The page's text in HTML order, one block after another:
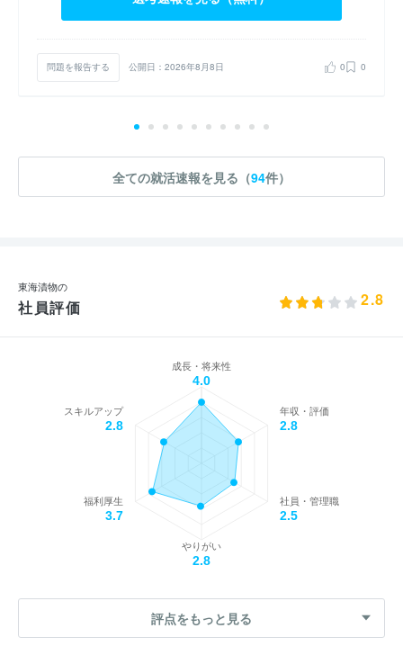
問題を報告する 公開日：2026年8月8日 0 0
全ての就活速報を見る（94件）
東海漬物の
社員評価 2.8
成長・将来性
4.0
年収・評価
2.8
社員・管理職
2.5
やりがい
2.8
福利厚生
3.7
スキルアップ
2.8
評点をもっと見る